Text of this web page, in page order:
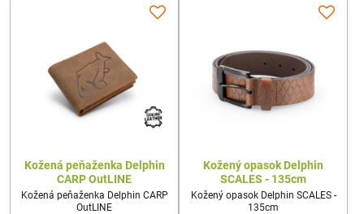
Kožená peňaženka Delphin
CARP OutLINE
Kožená peňaženka Delphin CARP
OutLINE
Kožený opasok Delphin
SCALES - 135cm
Kožený opasok Delphin SCALES -
135cm